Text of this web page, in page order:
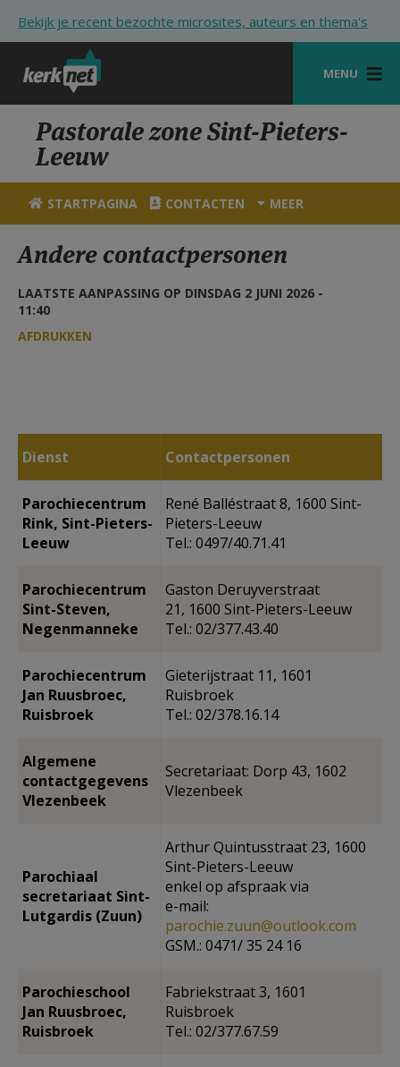
Bekijk je recent bezochte microsites, auteurs en thema's
MENU
STARTPAGINA
KERK
VIERINGEN
HULP
STARTPAGINA PORTAAL
Pastorale zone Sint-Pieters-
Leeuw
STARTPAGINA CONTACTEN MEER
Andere contactpersonen
LAATSTE AANPASSING OP DINSDAG 2 JUNI 2026 -
11:40
AFDRUKKEN
Dienst Contactpersonen
Parochiecentrum
Rink, Sint-Pieters-
Leeuw
René Balléstraat 8, 1600 Sint-
Pieters-Leeuw
Tel.: 0497/40.71.41
Parochiecentrum
Sint-Steven,
Negenmanneke
Gaston Deruyverstraat
21, 1600 Sint-Pieters-Leeuw
Tel.: 02/377.43.40
Parochiecentrum
Jan Ruusbroec,
Ruisbroek
Gieterijstraat 11, 1601
Ruisbroek
Tel.: 02/378.16.14
Algemene
contactgegevens
Vlezenbeek
Secretariaat: Dorp 43, 1602
Vlezenbeek
Parochiaal
secretariaat Sint-
Lutgardis (Zuun)
Arthur Quintusstraat 23, 1600
Sint-Pieters-Leeuw
enkel op afspraak via
e-mail:
parochie.zuun@outlook.com
GSM.: 0471/ 35 24 16
Parochieschool
Jan Ruusbroec,
Ruisbroek
Fabriekstraat 3, 1601
Ruisbroek
Tel.: 02/377.67.59